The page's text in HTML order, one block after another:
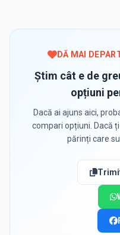
DĂ MAI
Știm cât e de
opțiuni
Dacă ai ajuns aici,
compari opțiuni. Dacă
părinți care